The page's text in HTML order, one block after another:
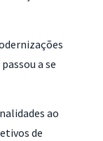
a se
ao
de